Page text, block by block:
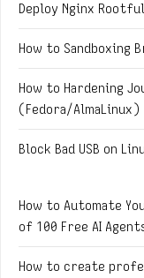
Deploy Nginx
How to Sandboxing
How to Hardening
(Fedora/AlmaLinux)
Block Bad USB on
How to Automate
of 100 Free AI
How to create